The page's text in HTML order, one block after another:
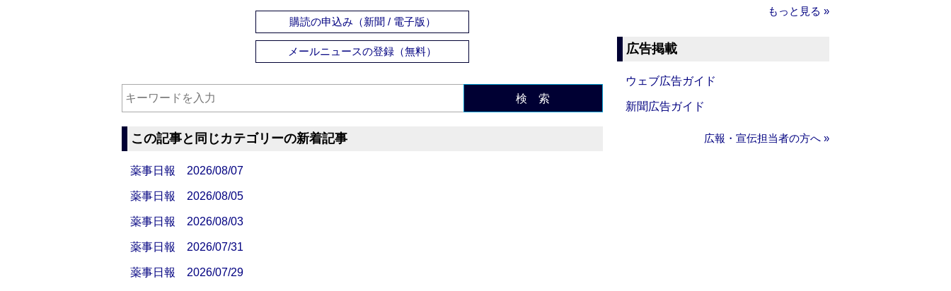
購読の申込み（新聞 / 電子版）
メールニュースの登録（無料）
検 索
この記事と同じカテゴリーの新着記事
薬事日報 2026/08/07
薬事日報 2026/08/05
薬事日報 2026/08/03
薬事日報 2026/07/31
薬事日報 2026/07/29
もっと見る »
広告掲載
ウェブ広告ガイド
新聞広告ガイド
広報・宣伝担当者の方へ »